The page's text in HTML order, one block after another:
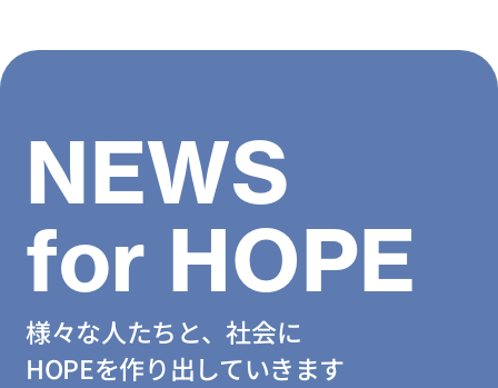
NEWS
for HOPE
様々な人たちと、社会に
HOPEを作り出していきます